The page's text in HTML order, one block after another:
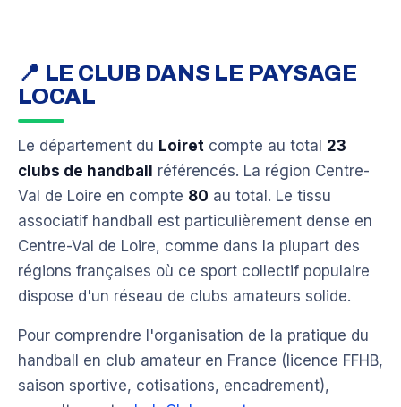
📍 LE CLUB DANS LE PAYSAGE
LOCAL
Le département du Loiret compte au total 23
clubs de handball
référencés. La région Centre-
Val de Loire en compte 80 au total. Le tissu
associatif handball est particulièrement dense en
Centre-Val de Loire, comme dans la plupart des
régions françaises où ce sport collectif populaire
dispose d'un réseau de clubs amateurs solide.
Pour comprendre l'organisation de la pratique du
handball en club amateur en France (licence FFHB,
saison sportive, cotisations, encadrement),